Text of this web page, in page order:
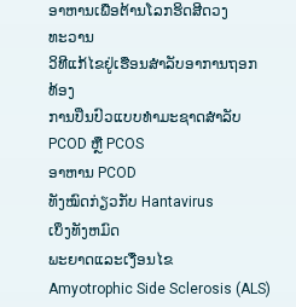
ອາຫານເພື່ອຕ້ານໂລກຮິດສີດວງ
ທະວານ
ວິທີແກ້ໄຂຢູ່ເຮືອນສຳລັບອາການຖອກ
ທ້ອງ
ການປິ່ນປົວແບບທໍາມະຊາດສໍາລັບ
PCOD ຫຼື PCOS
ອາຫານ PCOD
ທັງໝົດກ່ຽວກັບ Hantavirus
ເບິ່ງ​ທັງ​ຫມົດ
ພະຍາດແລະເງື່ອນໄຂ
Amyotrophic Side Sclerosis (ALS)